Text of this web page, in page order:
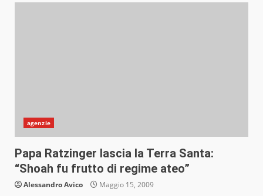
agenzie
Papa Ratzinger lascia la Terra Santa:
“Shoah fu frutto di regime ateo”
Alessandro Avico Maggio 15, 2009